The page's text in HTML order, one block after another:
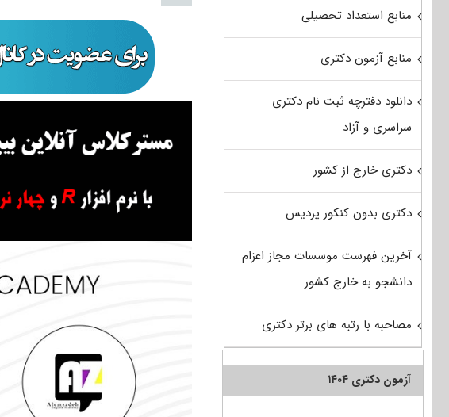
منابع استعداد تحصیلی
منابع آزمون دکتری
دانلود دفترچه ثبت نام دکتری
سراسری و آزاد
دکتری خارج از کشور
دکتری بدون کنکور پردیس
آخرین فهرست موسسات مجاز اعزام
دانشجو به خارج کشور
مصاحبه با رتبه های برتر دکتری
آزمون دکتری ۱۴۰۴